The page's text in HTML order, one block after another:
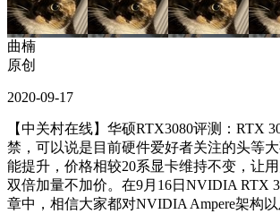
曲楠
原创
2020-09-17
【中关村在线】华硕RTX3080评测： RTX
禁，可以说是目前硬件爱好者关注的头等
能提升，价格相较20系显卡维持不变，让
双倍加量不加价。在9月16日NVIDIA RTX
章中，相信大家都对NVIDIA Ampere架构